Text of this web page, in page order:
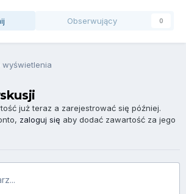
Obserwujący 0
wyświetlenia
już teraz a zarejestrować się później.
zaloguj się aby dodać zawartość za jego